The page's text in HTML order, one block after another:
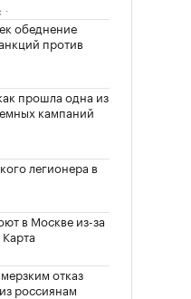
обеднение
против
прошла одна из
кампаний
легионера в
в Москве из-за
отказ
россиянам